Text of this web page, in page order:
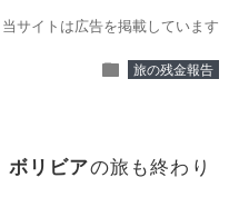
当サイトは広告を掲載しています
folder 旅の残金報告
ボリビアの旅も終わり